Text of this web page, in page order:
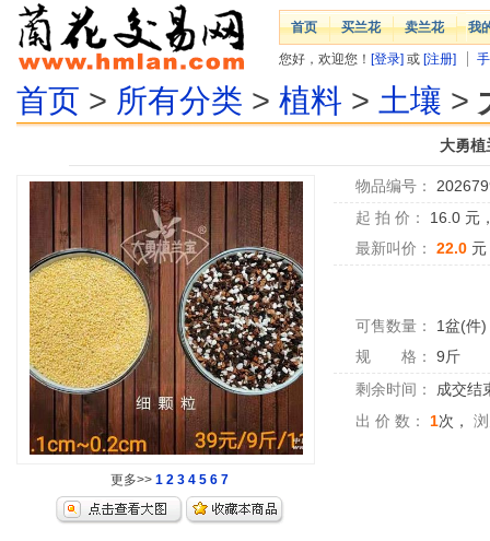
首页 买兰花 卖兰花 我
您好，欢迎您！ [登录] 或 [注册]
首页 > 所有分类 > 植料 > 土壤 >
大勇植
更多>> 1 2 3 4 5 6 7
物品编号：
起 拍 价：
16.0 元
最新叫价：
22.0 元
可售数量： 1盆(件)
规 格：
9斤
剩余时间：
成交结
出 价 数：
1次，